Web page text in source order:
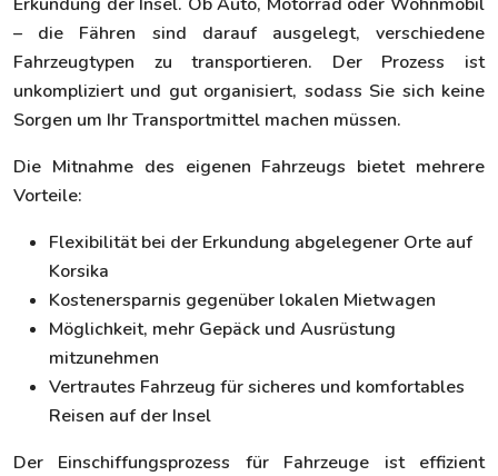
– die Fähren sind darauf ausgelegt, verschiedene
Fahrzeugtypen zu transportieren. Der Prozess ist
unkompliziert und gut organisiert, sodass Sie sich keine
Sorgen um Ihr Transportmittel machen müssen.
Die Mitnahme des eigenen Fahrzeugs bietet mehrere
Vorteile:
Flexibilität bei der Erkundung abgelegener Orte auf
Korsika
Kostenersparnis gegenüber lokalen Mietwagen
Möglichkeit, mehr Gepäck und Ausrüstung
mitzunehmen
Vertrautes Fahrzeug für sicheres und komfortables
Reisen auf der Insel
Der Einschiffungsprozess für Fahrzeuge ist effizient